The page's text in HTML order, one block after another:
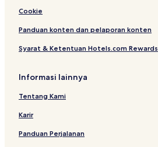
Cookie
Panduan konten dan pelaporan konten
Syarat & Ketentuan Hotels.com Rewards
Informasi lainnya
Tentang Kami
Karir
Panduan Perjalanan